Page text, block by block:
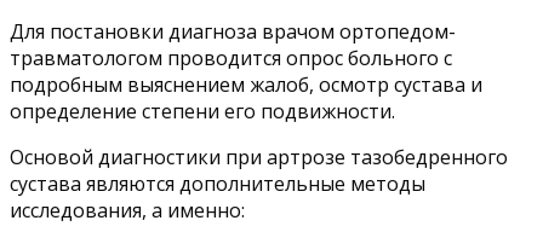
Для постановки диагноза врачом ортопедом-
травматологом проводится опрос больного с
подробным выяснением жалоб, осмотр сустава и
определение степени его подвижности.
Основой диагностики при артрозе тазобедренного
сустава являются дополнительные методы
исследования, а именно: